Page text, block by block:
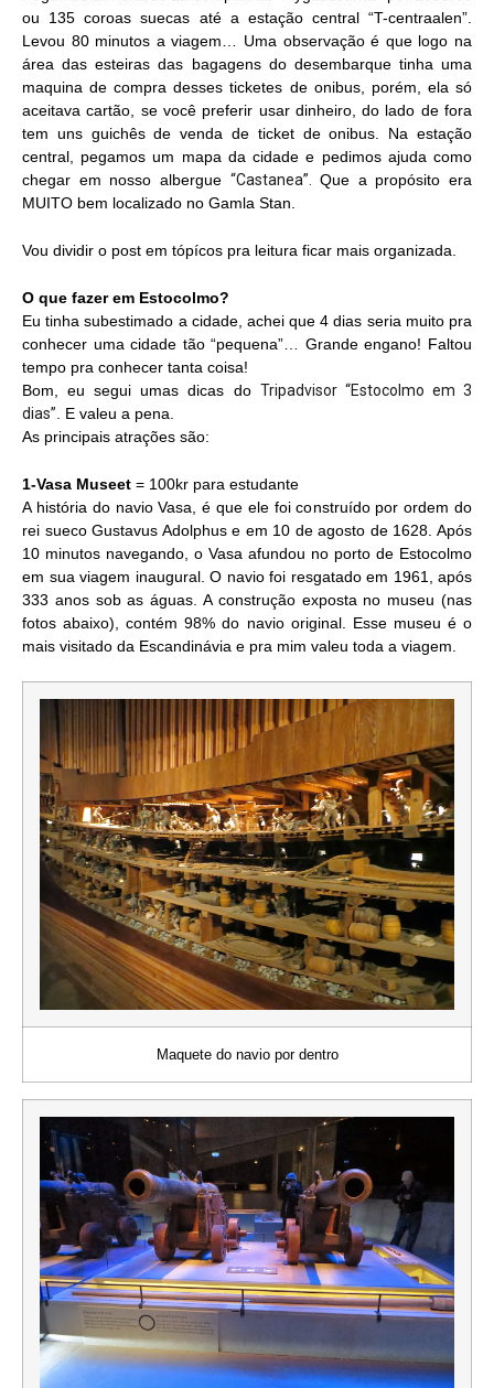
ou 135 coroas suecas até a estação central “T-centraalen”.
Levou 80 minutos a viagem… Uma observação é que logo na
área das esteiras das bagagens do desembarque tinha uma
maquina de compra desses ticketes de onibus, porém, ela só
aceitava cartão, se você preferir usar dinheiro, do lado de fora
tem uns guichês de venda de ticket de onibus. Na estação
central, pegamos um mapa da cidade e pedimos ajuda como
chegar em nosso albergue “Castanea”.
Que a propósito era
MUITO bem localizado no Gamla Stan.
Vou dividir o post em tópícos pra leitura ficar mais organizada
O que fazer em Estocolmo?
Eu tinha subestimado a cidade, achei que 4 dias seria muito pra
conhecer uma cidade tão “pequena”… Grande engano! Faltou
tempo pra conhecer tanta coisa!
Bom, eu segui umas dicas do Tripadvisor “Estocolmo em 3
dias” . E valeu a pena.
As principais atrações são:
1-Vasa Museet = 100kr para estudante
A história do navio Vasa, é que ele foi construído por ordem do
rei sueco Gustavus Adolphus e em 10 de agosto de 1628. Após
10 minutos navegando, o Vasa afundou no porto de Estocolmo
em sua viagem inaugural. O navio foi resgatado em 1961, após
333 anos sob as águas. A construção exposta no museu (nas
fotos abaixo), contém 98% do navio original. Esse museu é o
mais visitado da Escandinávia e pra mim valeu toda a viagem.
Maquete do navio por dentro